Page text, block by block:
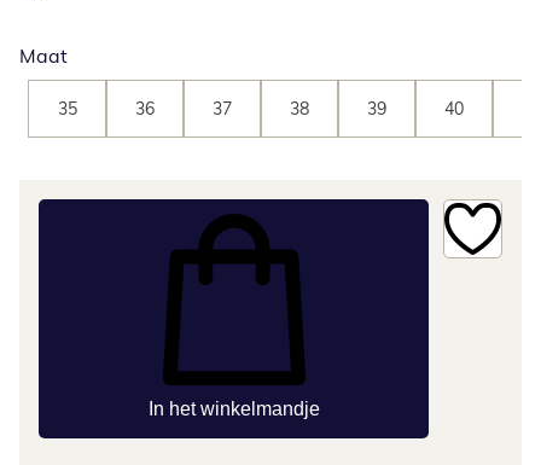
Maat
35 36 37 38 39 40
In het winkelmandje